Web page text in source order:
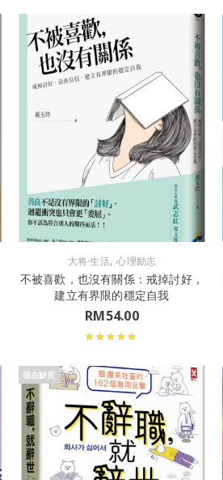
大将·生活,心理励志
不被喜歡，也沒有關係：戒掉討好，
建立有界限的穩定自我
RM54.00
现在缺货